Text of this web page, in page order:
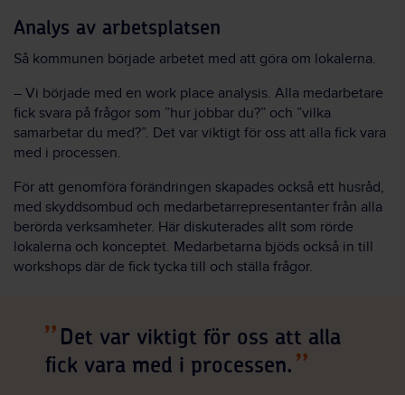
Analys av arbetsplatsen
Så kommunen började arbetet med att göra om lokalerna.
– Vi började med en work place analysis. Alla medarbetare
fick svara på frågor som ”hur jobbar du?” och ”vilka
samarbetar du med?”. Det var viktigt för oss att alla fick vara
med i processen.
För att genomföra förändringen skapades också ett husråd,
med skyddsombud och medarbetarrepresentanter från alla
berörda verksamheter. Här diskuterades allt som rörde
lokalerna och konceptet. Medarbetarna bjöds också in till
workshops där de fick tycka till och ställa frågor.
Det var viktigt för oss att alla
fick vara med i processen.